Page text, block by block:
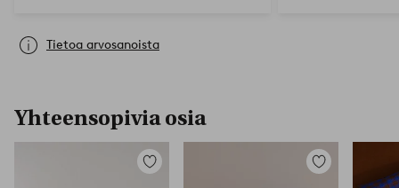
Tietoa arvosanoista
Yhteensopivia osia
Lisää
Lisää
suosikkeihin